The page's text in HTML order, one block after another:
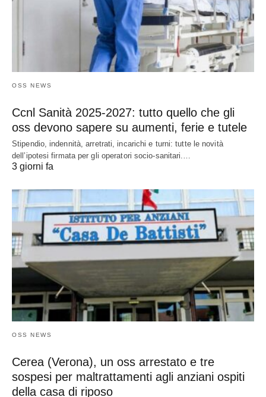
OSS NEWS
Ccnl Sanità 2025-2027: tutto quello che gli
oss devono sapere su aumenti, ferie e tutele
Stipendio, indennità, arretrati, incarichi e turni: tutte le novità
dell’ipotesi firmata per gli operatori socio-sanitari.…
3 giorni fa
OSS NEWS
Cerea (Verona), un oss arrestato e tre
sospesi per maltrattamenti agli anziani ospiti
della casa di riposo